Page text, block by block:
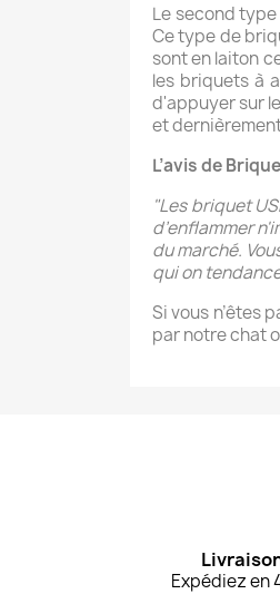
Le second
Ce type de
sont en laiton
les briquets à
d'appuyer sur
et
L’avis de
"Les briquet
d’enflammer
du marché.
qui on
Si vous n’êtes
par notre chat
Expédiez en